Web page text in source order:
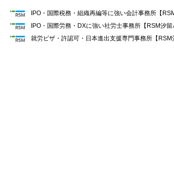
IPO・国際税務・組織再編等に強い会計事務所【
IPO・国際労務・DXに強い社労士事務所【RSM汐
就労ビザ・許認可・日本進出支援専門事務所【RSM